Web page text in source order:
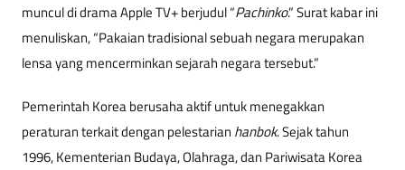
muncul di drama Apple TV+ berjudul “Pachinko.” Surat kabar ini
menuliskan, “Pakaian tradisional sebuah negara merupakan
lensa yang mencerminkan sejarah negara tersebut.”
Pemerintah Korea berusaha aktif untuk menegakkan
peraturan terkait dengan pelestarian hanbok. Sejak tahun
1996, Kementerian Budaya, Olahraga, dan Pariwisata Korea